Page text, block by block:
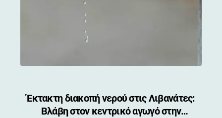
Έκτακτη διακοπή νερού στις Λιβανάτες:
Βλάβη στον κεντρικό αγωγό στην